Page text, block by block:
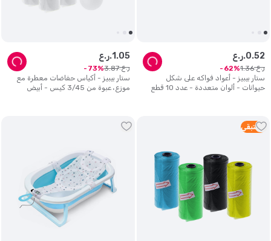
ستار بيبيز - أعواد فواكه على شكل
حيوانات - ألوان متعددة - عدد 10 قطع
ر.ع.0.52
ر.ع. 1.36
62
ستار بيبيز - أكياس حفاضات معطرة مع
موزع، عبوة من 3/45 كيس - أبيض
ر.ع.1 .05
ر.ع. 3.87
73
3 متبقي